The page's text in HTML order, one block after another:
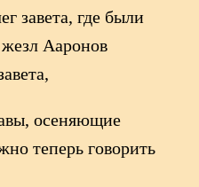
завета, где были
Ааронов
осеняющие
теперь говорить